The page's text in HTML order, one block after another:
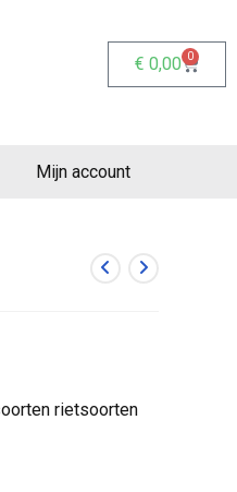
€ 0,00 0
Mijn account
rietsoorten